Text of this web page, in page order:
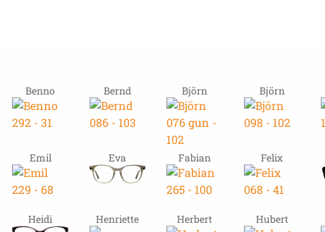
Benno Bernd Björn Björn
Emil Eva Fabian Felix
Heidi Henriette Herbert Hubert